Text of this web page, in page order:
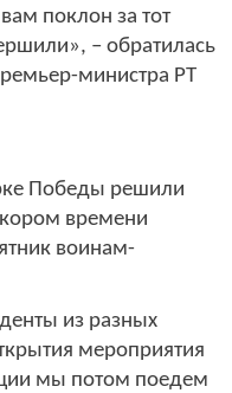
поклон за тот
– обратилась
министра РТ
Победы решили
времени
воинам-
из разных
мероприятия
мы потом поедем